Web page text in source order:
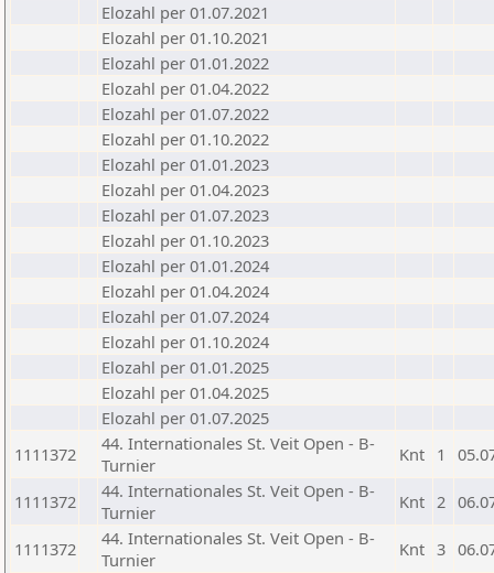
Elozahl per 01.07.2021
Elozahl per 01.10.2021
Elozahl per 01.01.2022
Elozahl per 01.04.2022
Elozahl per 01.07.2022
Elozahl per 01.10.2022
Elozahl per 01.01.2023
Elozahl per 01.04.2023
Elozahl per 01.07.2023
Elozahl per 01.10.2023
Elozahl per 01.01.2024
Elozahl per 01.04.2024
Elozahl per 01.07.2024
Elozahl per 01.10.2024
Elozahl per 01.01.2025
Elozahl per 01.04.2025
Elozahl per 01.07.2025
1111372
44. Internationales St. Veit Open - B-
Turnier
Knt 1
1111372
44. Internationales St. Veit Open - B-
Turnier
Knt 2
1111372
44. Internationales St. Veit Open - B-
Turnier
Knt 3